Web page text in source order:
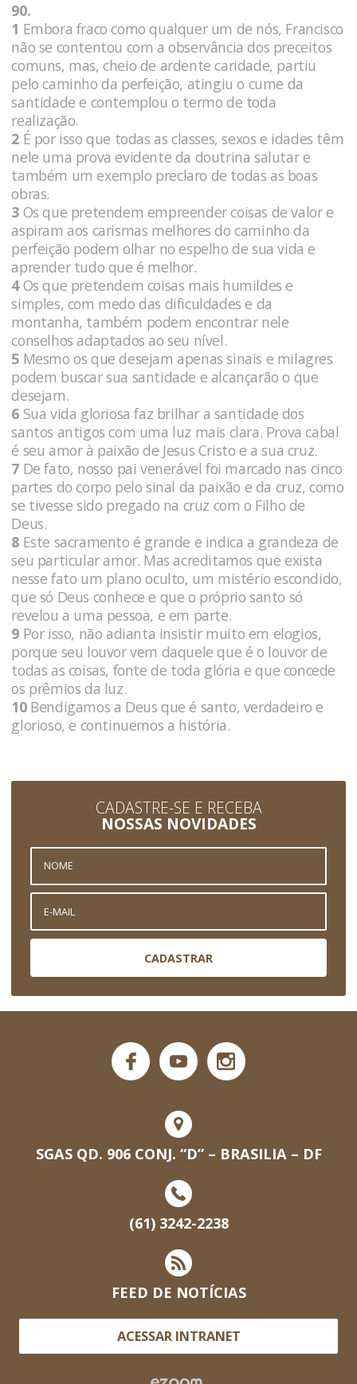
90.
1 Embora fraco como qualquer um de nós, Francisco
não se contentou com a observância dos preceitos
comuns, mas, cheio de ardente caridade, partiu
pelo caminho da perfeição, atingiu o cume da
santidade e contemplou o termo de toda
realização.
2 É por isso que todas as classes, sexos e idades têm
nele uma prova evidente da doutrina salutar e
também um exemplo preclaro de todas as boas
obras.
3 Os que pretendem empreender coisas de valor e
aspiram aos carismas melhores do caminho da
perfeição podem olhar no espelho de sua vida e
aprender tudo que é melhor.
4Os que pretendem coisas mais humildes e
simples, com medo das dificuldades e da
montanha, também podem encontrar nele
conselhos adaptados ao seu nível.
5 Mesmo os que desejam apenas sinais e milagres
podem buscar sua santidade e alcançarão o que
desejam.
6 Sua vida gloriosa faz brilhar a santidade dos
santos antigos com uma luz mais clara. Prova cabal
é seu amor à paixão de Jesus Cristo e a sua cruz.
7 De fato, nosso pai venerável foi marcado nas cinco
partes do corpo pelo sinal da paixão e da cruz, como
se tivesse sido pregado na cruz com o Filho de
Deus.
8 Este sacramento é grande e indica a grandeza de
seu particular amor. Mas acreditamos que exista
nesse fato um plano oculto, um mistério escondido,
que só Deus conhece e que o próprio santo só
revelou a uma pessoa, e em parte.
9 Por isso, não adianta insistir muito em elogios,
porque seu louvor vem daquele que é o louvor de
todas as coisas, fonte de toda glória e que concede
os prêmios da luz.
10Bendigamos a Deus que é santo, verdadeiro e
glorioso, e continuemos a história.
CADASTRE-SE E RECEBA
NOSSAS NOVIDADES
CADASTRAR
SGAS QD. 906 CONJ. “D” – BRASILIA – DF
(61) 3242-2238
FEED DE NOTÍCIAS
ACESSAR INTRANET